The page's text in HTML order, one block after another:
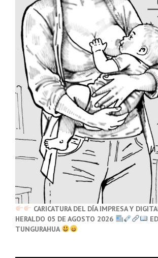
CARICATURA DEL DÍA IMPRESA Y
HERALDO 05 DE AGOSTO 2026
TUNGURAHUA